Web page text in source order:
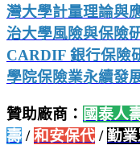
灣大學計量理論與
治大學風險與保險
CARDIF 銀行保險
學院保險業永續發
贊助廠商： 國泰人
壽 /和安保代 /勤